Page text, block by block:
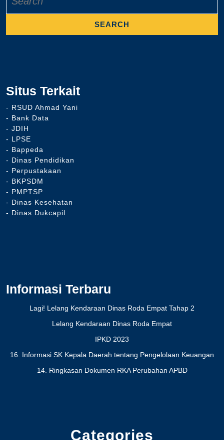
for:
Situs Terkait
- RSUD Ahmad Yani
- Bank Data
- JDIH
- LPSE
- Bappeda
- Dinas Pendidikan
- Perpustakaan
- BKPSDM
- PMPTSP
- Dinas Kesehatan
- Dinas Dukcapil
Informasi Terbaru
Lagi! Lelang Kendaraan Dinas Roda Empat Tahap 2
Lelang Kendaraan Dinas Roda Empat
IPKD 2023
16. Informasi SK Kepala Daerah tentang Pengelolaan Keuangan
14. Ringkasan Dokumen RKA Perubahan APBD
Categories